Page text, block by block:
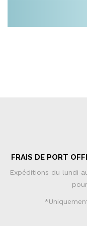
FRAIS DE PORT
Expéditions du lundi